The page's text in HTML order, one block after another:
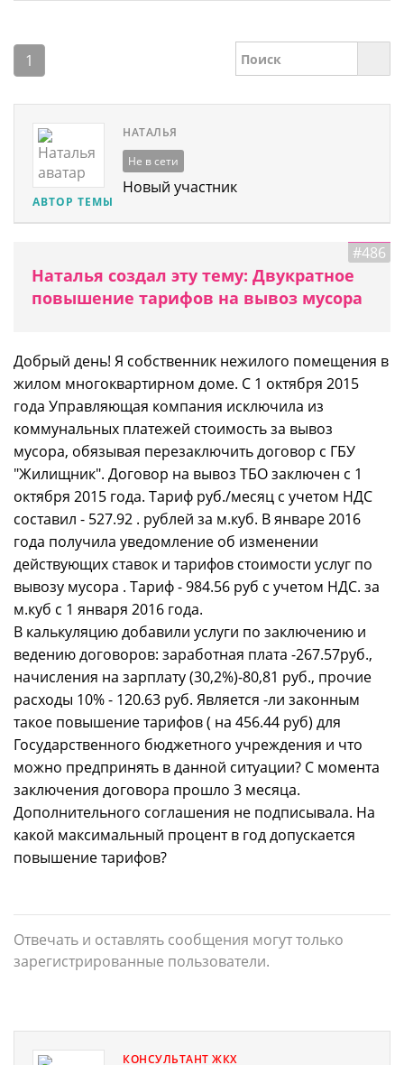
1
НАТАЛЬЯ
АВТОР ТЕМЫ
Не в сети
Новый участник
#486
Наталья создал эту тему: Двукратное
повышение тарифов на вывоз мусора
Добрый день! Я собственник нежилого помещения в
жилом многоквартирном доме. С 1 октября 2015
года Управляющая компания исключила из
коммунальных платежей стоимость за вывоз
мусора, обязывая перезаключить договор с ГБУ
"Жилищник". Договор на вывоз ТБО заключен с 1
октября 2015 года. Тариф руб./месяц с учетом НДС
составил - 527.92 . рублей за м.куб. В январе 2016
года получила уведомление об изменении
действующих ставок и тарифов стоимости услуг по
вывозу мусора . Тариф - 984.56 руб с учетом НДС. за
м.куб с 1 января 2016 года.
В калькуляцию добавили услуги по заключению и
ведению договоров: заработная плата -267.57руб.,
начисления на зарплату (30,2%)-80,81 руб., прочие
расходы 10% - 120.63 руб. Является -ли законным
такое повышение тарифов ( на 456.44 руб) для
Государственного бюджетного учреждения и что
можно предпринять в данной ситуации? С момента
заключения договора прошло 3 месяца.
Дополнительного соглашения не подписывала. На
какой максимальный процент в год допускается
повышение тарифов?
Отвечать и оставлять сообщения могут только
зарегистрированные пользователи.
КОНСУЛЬТАНТ ЖКХ